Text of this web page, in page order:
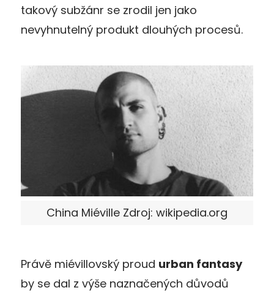
takový subžánr se zrodil jen jako
nevyhnutelný produkt dlouhých procesů.
China Miéville Zdroj: wikipedia.org
Právě miévillovský proud urban fantasy
by se dal z výše naznačených důvodů